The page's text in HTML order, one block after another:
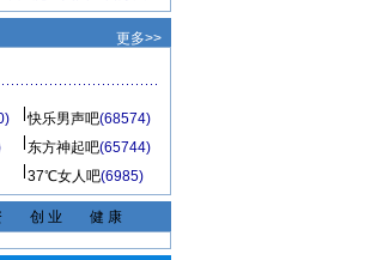
更多>>
快乐男声吧(68574)
东方神起吧(65744)
37℃女人吧(6985)
创 业 健 康